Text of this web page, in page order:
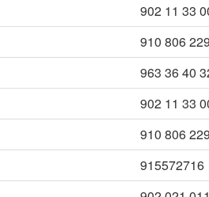
902 11 33
910 806 229
963 36 40
902 11 33
910 806 229
915572716